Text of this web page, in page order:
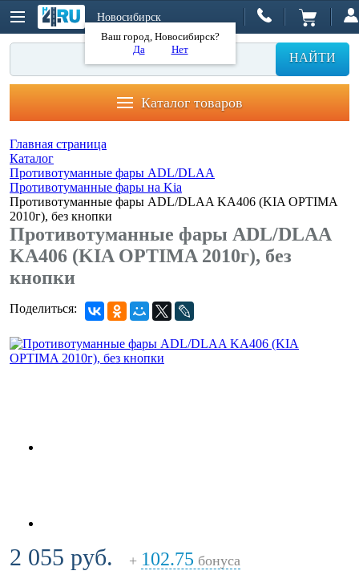
Новосибирск
Ваш город, Новосибирск?
Да
Нет
НАЙТИ
Каталог товаров
Главная страница
Каталог
Противотуманные фары ADL/DLAA
Противотуманные фары на Kia
Противотуманные фары ADL/DLAA KA406 (KIA OPTIMA
2010г), без кнопки
Противотуманные фары ADL/DLAA
KA406 (KIA OPTIMA 2010г), без
кнопки
Поделиться:
2 055 руб. + 102.75 бонуса